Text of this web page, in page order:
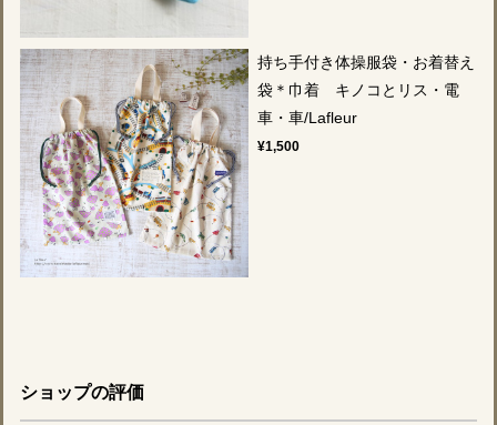
持ち手付き体操服袋・お着替え
袋＊巾着 キノコとリス・電
車・車/Lafleur
¥1,500
ショップの評価